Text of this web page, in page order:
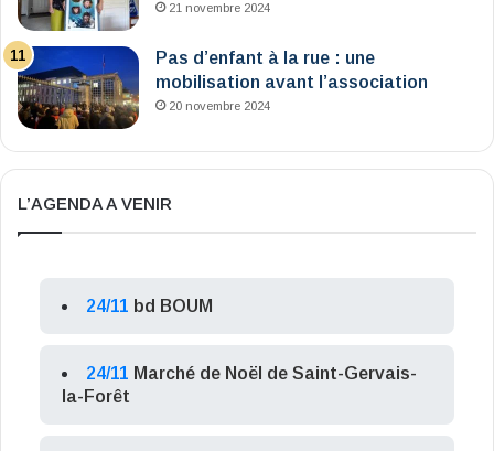
21 novembre 2024
Pas d’enfant à la rue : une
mobilisation avant l’association
20 novembre 2024
L’AGENDA A VENIR
24/11 bd BOUM
24/11 Marché de Noël de Saint-Gervais-
la-Forêt